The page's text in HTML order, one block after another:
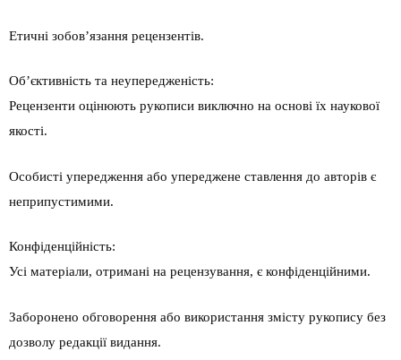
Етичні зобов’язання рецензентів.
Об’єктивність та неупередженість:
Рецензенти оцінюють рукописи виключно на основі їх наукової
якості.
Особисті упередження або упереджене ставлення до авторів є
неприпустимими.
Конфіденційність:
Усі матеріали, отримані на рецензування, є конфіденційними.
Заборонено обговорення або використання змісту рукопису без
дозволу редакції видання.